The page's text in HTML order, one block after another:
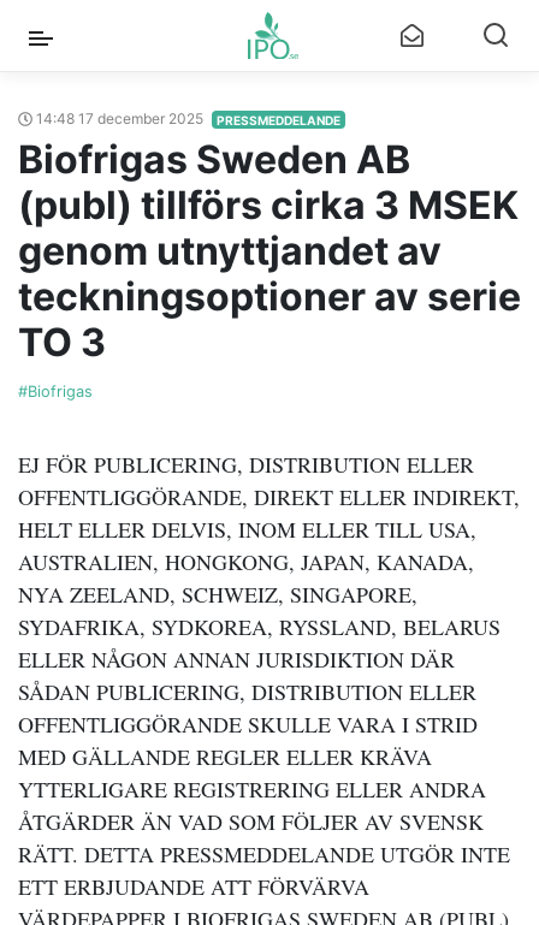
14:48 17 december 2025 PRESSMEDDELANDE
Biofrigas Sweden AB
(publ) tillförs cirka 3 MSEK
genom utnyttjandet av
teckningsoptioner av serie
TO 3
#Biofrigas
EJ FÖR PUBLICERING, DISTRIBUTION ELLER
OFFENTLIGGÖRANDE, DIREKT ELLER INDIREKT,
HELT ELLER DELVIS, INOM ELLER TILL USA,
AUSTRALIEN, HONGKONG, JAPAN, KANADA,
NYA ZEELAND, SCHWEIZ, SINGAPORE,
SYDAFRIKA, SYDKOREA, RYSSLAND, BELARUS
ELLER NÅGON ANNAN JURISDIKTION DÄR
SÅDAN PUBLICERING, DISTRIBUTION ELLER
OFFENTLIGGÖRANDE SKULLE VARA I STRID
MED GÄLLANDE REGLER ELLER KRÄVA
YTTERLIGARE REGISTRERING ELLER ANDRA
ÅTGÄRDER ÄN VAD SOM FÖLJER AV SVENSK
RÄTT. DETTA PRESSMEDDELANDE UTGÖR INTE
ETT ERBJUDANDE ATT FÖRVÄRVA
VÄRDEPAPPER I BIOFRIGAS SWEDEN AB (PUBL).